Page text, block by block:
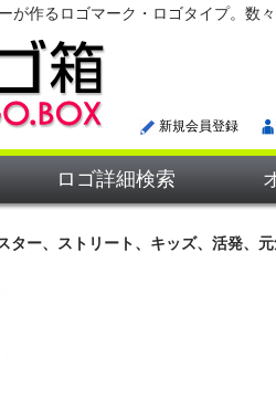
が作るロゴマーク・ロゴタイプ。数
新規会員登録
ロゴ詳細検索
ター、ストリート、キッズ、活発、